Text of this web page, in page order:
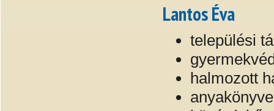
Lantos Éva
települési
halmozott